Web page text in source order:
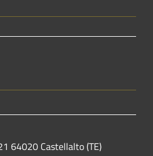
64020 Castellalto (TE)